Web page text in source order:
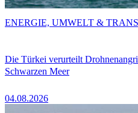
Die Türkei verurteilt
Schwarzen Meer
04.08.2026
ENERGIE, UMWELT &